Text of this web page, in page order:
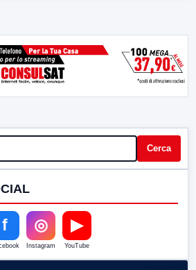
Cerca
f ◎
Instagram
▶
YouTube